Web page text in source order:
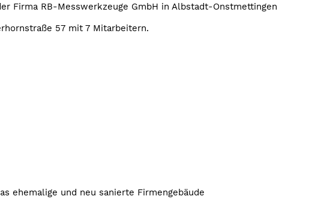
Firma RB-Messwerkzeuge GmbH in Albstadt-Onstmettingen
57 mit 7 Mitarbeitern.
ehemalige und neu sanierte Firmengebäude